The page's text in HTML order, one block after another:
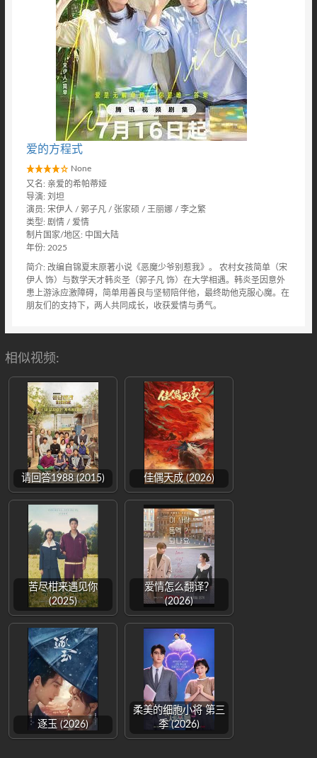
爱的方程式
None
又名: 亲爱的希帕蒂娅
导演: 刘坦
演员: 宋伊人 / 郭子凡 / 张家硕 / 王丽娜 / 李之繁
类型: 剧情 / 爱情
制片国家/地区: 中国大陆
年份: 2025
简介: 改编自锦夏末原著小说《恶魔少爷别惹我》。 农村女孩简单（宋
伊人 饰）与数学天才韩炎圣（郭子凡 饰）在大学相遇。韩炎圣因意外
患上游泳应激障碍，简单用善良与坚韧陪伴他，最终助他克服心魔。在
朋友们的支持下，两人共同成长，收获爱情与勇气。
相似视频:
请回答1988 (2015) 佳偶天成 (2026)
苦尽柑来遇见你
(2025)
爱情怎么翻译？
(2026)
逐玉 (2026)
柔美的细胞小将 第三
季 (2026)